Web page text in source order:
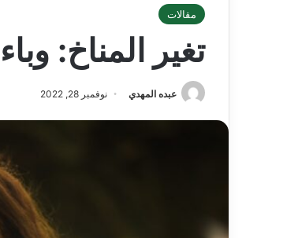
مقالات
تغير المناخ:
عبده المهدي نوفمبر 28, 2022